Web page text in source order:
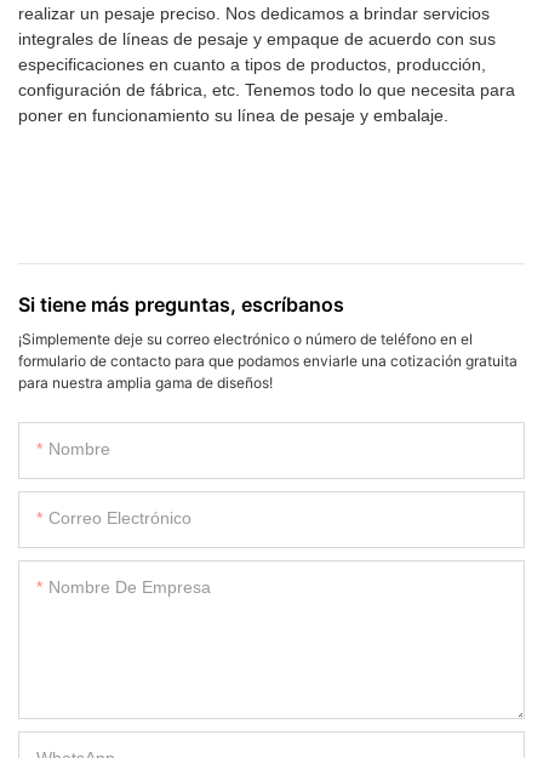
realizar un pesaje preciso. Nos dedicamos a brindar servicios
integrales de líneas de pesaje y empaque de acuerdo con sus
especificaciones en cuanto a tipos de productos, producción,
configuración de fábrica, etc. Tenemos todo lo que necesita para
poner en funcionamiento su línea de pesaje y embalaje.
Si tiene más preguntas, escríbanos
¡Simplemente deje su correo electrónico o número de teléfono en el
formulario de contacto para que podamos enviarle una cotización gratuita
para nuestra amplia gama de diseños!
Nombre
Correo Electrónico
Nombre De Empresa